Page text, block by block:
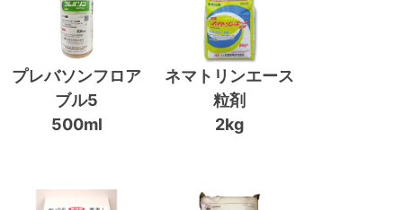
プレバソンフロア
ブル5
500ml
ネマトリンエース
粒剤
2kg